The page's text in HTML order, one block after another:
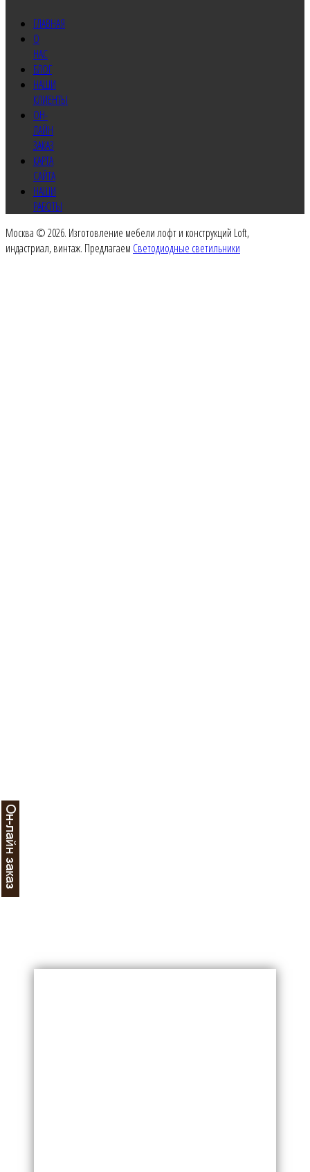
ГЛАВНАЯ
О
НАС
БЛОГ
НАШИ
КЛИЕНТЫ
ОН-
ЛАЙН
ЗАКАЗ
КАРТА
САЙТА
НАШИ
РАБОТЫ
Москва © 2026. Изготовление мебели лофт и конструкций Loft,
индастриал, винтаж. Предлагаем Светодиодные светильники